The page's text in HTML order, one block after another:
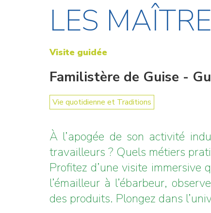
LES
Visite guidée
Familistère de Guise -
Vie quotidienne et Traditions
À l’apogée de son activité
travailleurs ? Quels métiers
Profitez d’une visite
l’émailleur à l’ébarbeur,
des produits. Plongez dans